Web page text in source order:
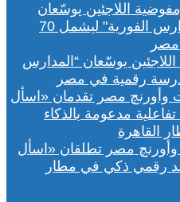
يوسّعان “المدارس
وأورنچ مصر تطلقان «اسأل
رقمي ذكي في مطار